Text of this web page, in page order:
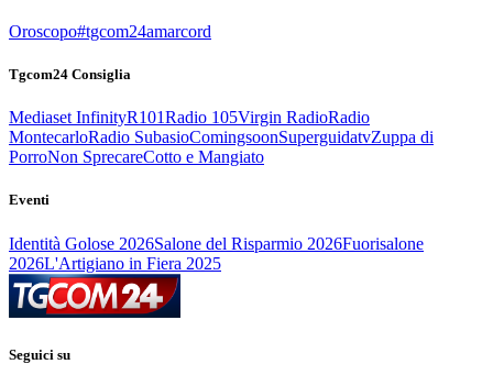
Oroscopo#tgcom24amarcord
Tgcom24 Consiglia
Mediaset InfinityR101Radio 105Virgin RadioRadio
MontecarloRadio SubasioComingsoonSuperguidatvZuppa di
PorroNon SprecareCotto e Mangiato
Eventi
Identità Golose 2026Salone del Risparmio 2026Fuorisalone
2026L'Artigiano in Fiera 2025
Seguici su